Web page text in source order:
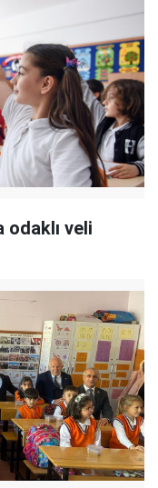
odaklı veli